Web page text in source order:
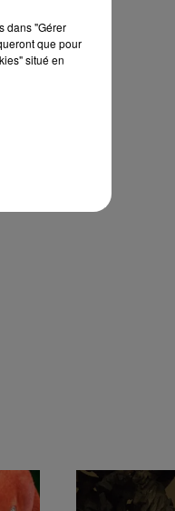
dans "Gérer
que pour
situé en